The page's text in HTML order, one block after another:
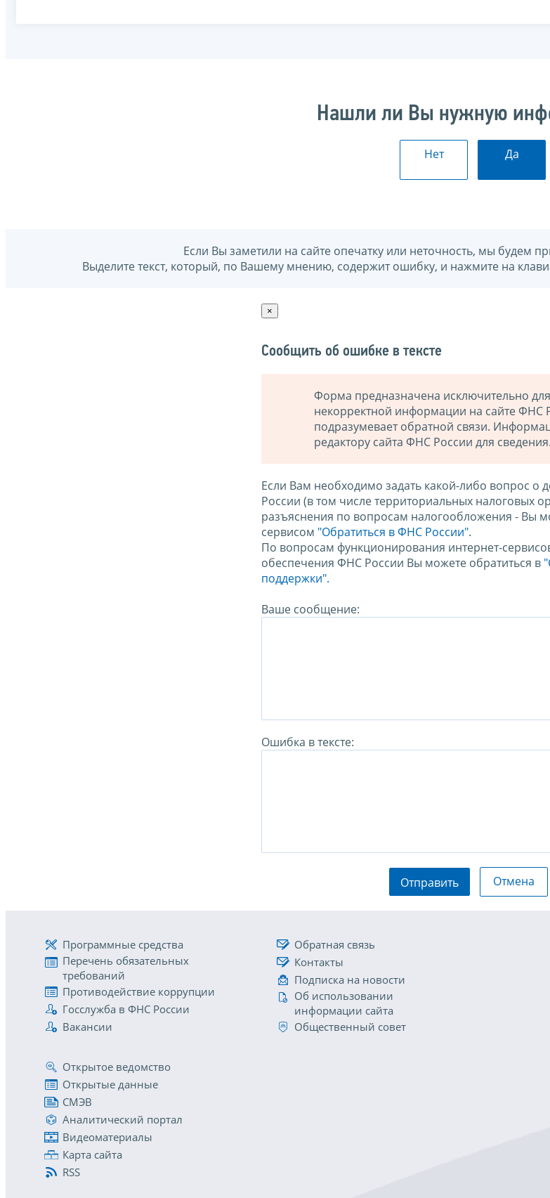
Нашли ли Вы нужную
Нет Да
Если Вы заметили на сайте опечатку или неточность, мы будем
Выделите текст, который, по Вашему мнению, содержит ошибку, и нажмите на
×
Сообщить об ошибке в тексте
Форма предназначена исключительно
некорректной информации на сайте ФНС
подразумевает обратной связи.
редактору сайта ФНС России для сведения.
Если Вам необходимо задать какой-либо вопрос о
России (в том числе территориальных налоговых
разъяснения по вопросам налогообложения - Вы
сервисом "Обратиться в ФНС России".
По вопросам функционирования интернет-
обеспечения ФНС России Вы можете обратиться в
поддержки".
Ваше сообщение:
Ошибка в тексте:
Отправить Отмена
Программные средства
Перечень обязательных
требований
Противодействие коррупции
Госслужба в ФНС России
Вакансии
Обратная связь
Контакты
Подписка на новости
Об использовании
информации сайта
Общественный совет
Открытое ведомство
Открытые данные
СМЭВ
Аналитический портал
Видеоматериалы
Карта сайта
RSS